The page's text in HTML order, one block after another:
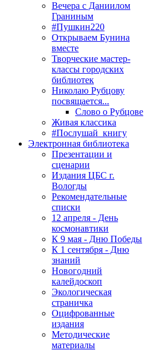
Вечера с Даниилом
Граниным
#Пушкин220
Открываем Бунина
вместе
Творческие мастер-
классы городских
библиотек
Николаю Рубцову
посвящается...
Слово о Рубцове
Живая классика
#Послушай_книгу
Электронная библиотека
Презентации и
сценарии
Издания ЦБС г.
Вологды
Рекомендательные
списки
12 апреля - День
космонавтики
К 9 мая - Дню Победы
К 1 сентября - Дню
знаний
Новогодний
калейдоскоп
Экологическая
страничка
Оцифрованные
издания
Методические
материалы